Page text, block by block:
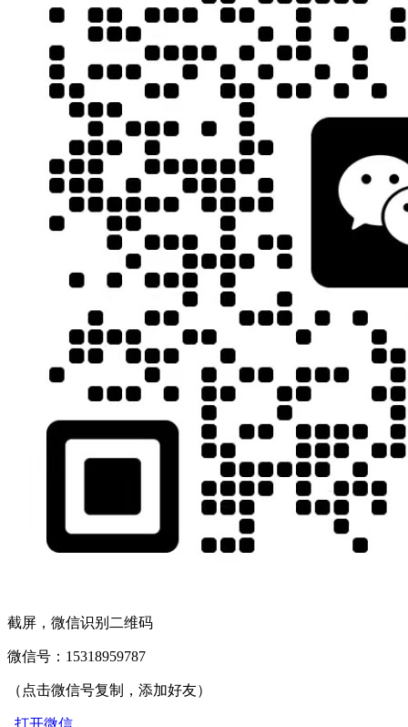
截屏，微信识别二维码
微信号： 15318959787
（点击微信号复制，添加好友）
打开微信